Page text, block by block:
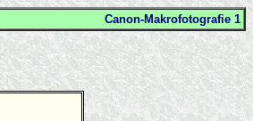
Canon-Makrofotografie 1